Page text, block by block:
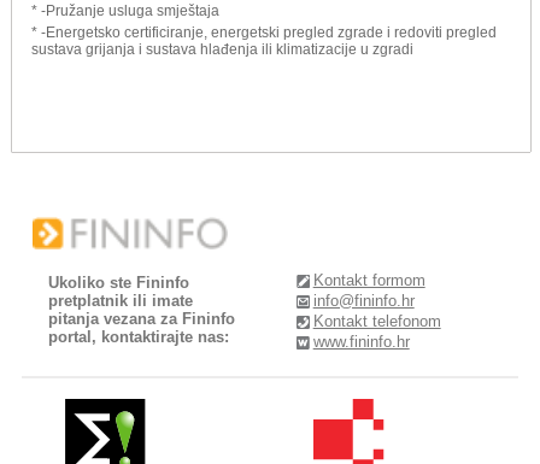
* -Pružanje usluga smještaja
* -Energetsko certificiranje, energetski pregled zgrade i redoviti pregled
sustava grijanja i sustava hlađenja ili klimatizacije u zgradi
Ukoliko ste Fininfo
pretplatnik ili imate
pitanja vezana za Fininfo
portal, kontaktirajte nas:
Kontakt formom
info@fininfo.hr
Kontakt telefonom
www.fininfo.hr